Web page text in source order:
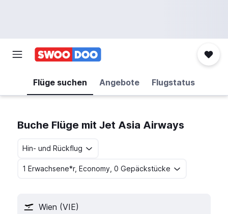
Flüge suchen Angebote Flugstatus
Buche Flüge mit Jet Asia Airways
Hin- und Rückflug
1 Erwachsene*r, Economy, 0 Gepäckstücke
Wien (VIE)